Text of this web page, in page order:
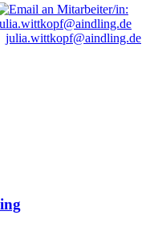
julia.wittkopf@aindling.de